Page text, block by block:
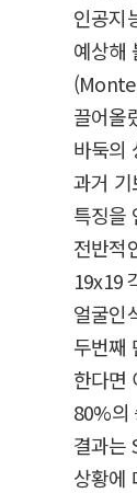
인공지
예상해
(Monte
끌어올
바둑의
과거
특징을
전반적
19x19
얼굴인
두번째
한다면
80%의
결과는
상황에